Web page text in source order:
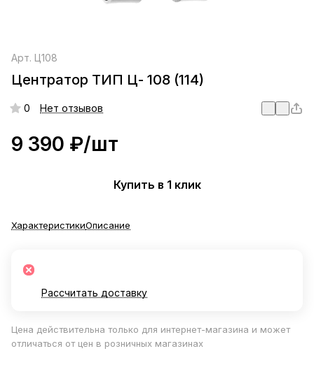
Арт. Ц108
Центратор ТИП Ц- 108 (114)
0 Нет отзывов
9 390 ₽/шт
Купить в 1 клик
ХарактеристикиОписание
Рассчитать доставку
Цена действительна только для интернет-магазина и может
отличаться от цен в розничных магазинах